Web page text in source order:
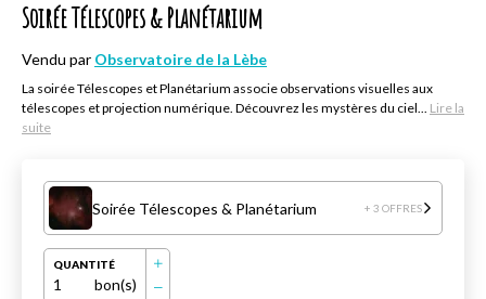
Soirée Télescopes & Planétarium
Vendu par Observatoire de la Lèbe
La soirée Télescopes et Planétarium associe observations visuelles aux
télescopes et projection numérique. Découvrez les mystères du ciel... Lire la
suite
Soirée Télescopes & Planétarium + 3 OFFRES
QUANTITÉ
1 bon(s)